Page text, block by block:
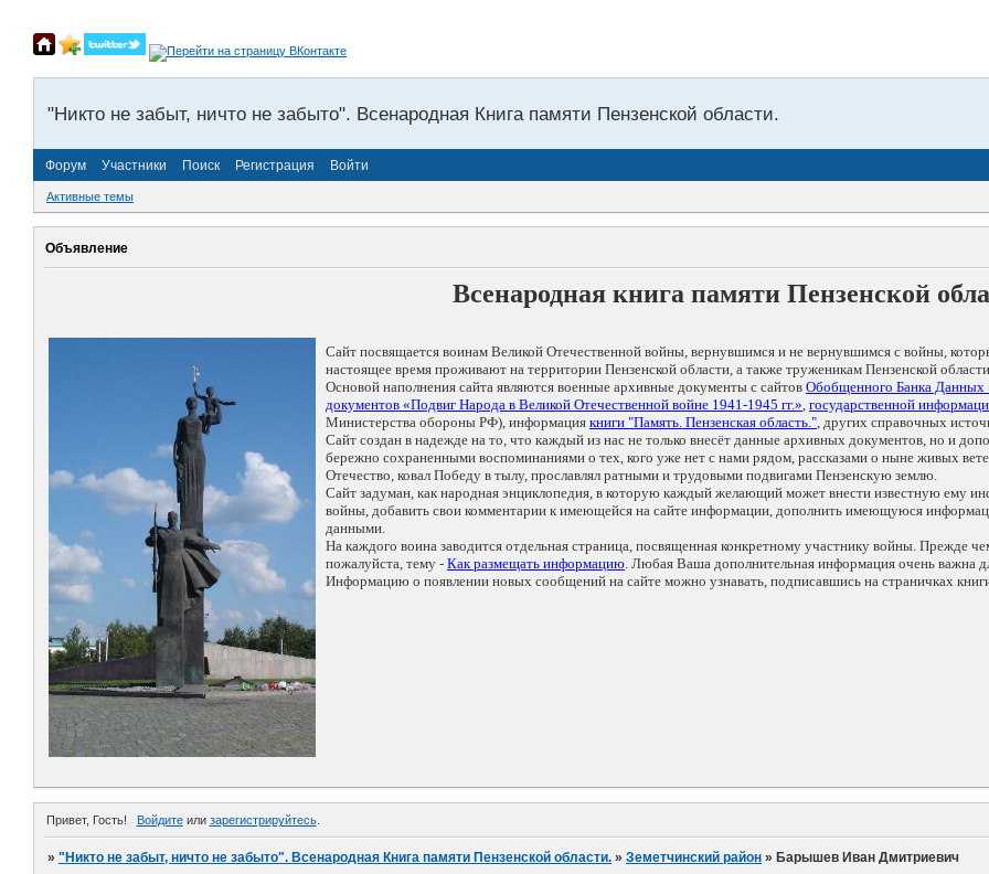
"Никто не забыт, ничто не забыто". Всенародная Книга памяти Пензенской области.
Форум Участники Поиск Регистрация Войти
Активные темы
Объявление
Всенародная книга памяти Пензенской
Сайт посвящается воинам Великой Отечественной войны, вернувшимся и не вернувшимся с войны,
настоящее время проживают на территории Пензенской области, а также труженикам Пензенской
Основой наполнения сайта являются военные архивные документы с сайтов Обобщенного Банка
документов «Подвиг Народа в Великой Отечественной войне 1941-1945 гг.», государственной
Министерства обороны РФ), информация книги "Память. Пензенская область.", других справочных
Сайт создан в надежде на то, что каждый из нас не только внесёт данные архивных документов, но и
бережно сохраненными воспоминаниями о тех, кого уже нет с нами рядом, рассказами о ныне живых
Отечество, ковал Победу в тылу, прославлял ратными и трудовыми подвигами Пензенскую землю.
Сайт задуман, как народная энциклопедия, в которую каждый желающий может внести известную ему
войны, добавить свои комментарии к имеющейся на сайте информации, дополнить имеющуюся
данными.
На каждого воина заводится отдельная страница, посвященная конкретному участнику войны. Прежде
пожалуйста, тему - Как размещать информацию. Любая Ваша дополнительная информация очень важна
Информацию о появлении новых сообщений на сайте можно узнавать, подписавшись на страничках
Привет, Гость! Войдитеили зарегистрируйтесь.
»"Никто не забыт, ничто не забыто". Всенародная Книга памяти Пензенской области. »Земетчинский район » Барышев Иван Дмитриевич